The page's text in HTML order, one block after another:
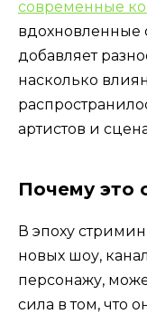
современные
вдохновленные
добавляет
насколько
артистов и
Почему это
В эпоху
новых шоу,
персонажу,
сила в том, что